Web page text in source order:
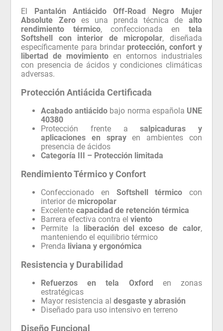
El Pantalón Antiácido Off-Road Negro Mujer
Absolute Zeroes una prenda técnica de alto
rendimiento térmico, confeccionada en tela
Softshell con interior de micropolar, diseñada
específicamente para brindar protección, confort y
libertad de movimiento en entornos industriales
con presencia de ácidos y condiciones climáticas
adversas.
Protección Antiácida Certificada
Acabado antiácido bajo norma española UNE
40380
Protección frente asalpicaduras y
aplicaciones en sprayen ambientes con
presencia de ácidos
Categoría III – Protección limitada
Rendimiento Térmico y Confort
Confeccionado en Softshell térmico con
interior de micropolar
Excelentecapacidad de retención térmica
Barrera efectiva contra elviento
Permite la liberación del exceso de calor,
manteniendo el equilibrio térmico
Prenda liviana y ergonómica
Resistencia y Durabilidad
Refuerzos en tela Oxford en zonas
estratégicas
Mayor resistencia aldesgaste y abrasión
Diseñado para uso intensivo en terreno
Diseño Funcional